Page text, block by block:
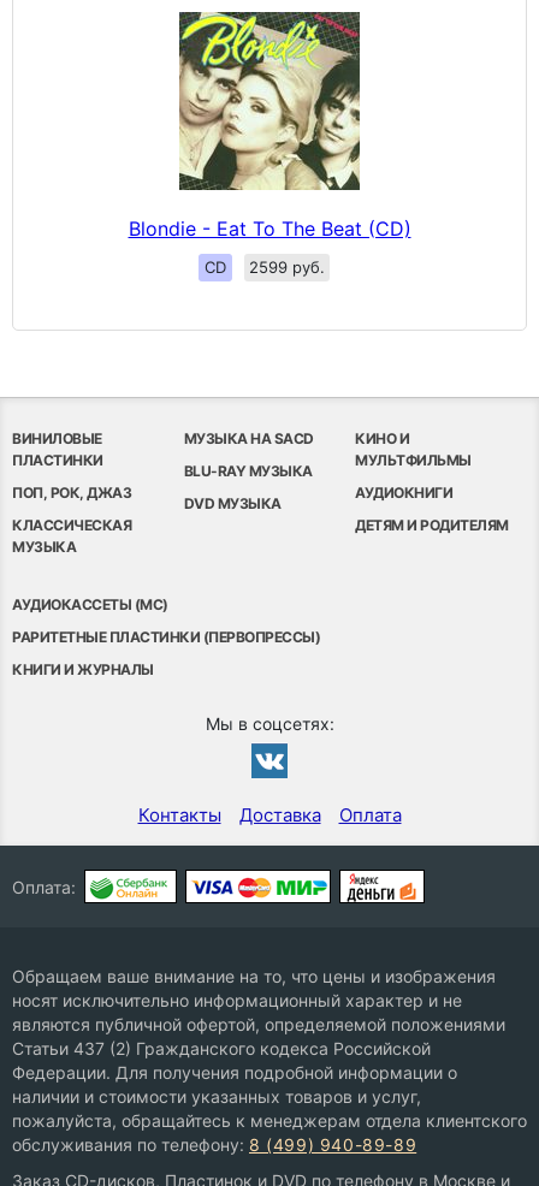
Blondie - Eat To The Beat (CD)
CD 2599 руб.
ВИНИЛОВЫЕ
ПЛАСТИНКИ
ПОП, РОК, ДЖАЗ
КЛАССИЧЕСКАЯ
МУЗЫКА
МУЗЫКА НА SACD
BLU-RAY МУЗЫКА
DVD МУЗЫКА
КИНО И
МУЛЬТФИЛЬМЫ
АУДИОКНИГИ
ДЕТЯМ И РОДИТЕЛЯМ
АУДИОКАССЕТЫ (MC)
РАРИТЕТНЫЕ ПЛАСТИНКИ (ПЕРВОПРЕССЫ)
КНИГИ И ЖУРНАЛЫ
Мы в соцсетях:
Контакты Доставка Оплата
Оплата:
Обращаем ваше внимание на то, что цены и изображения
носят исключительно информационный характер и не
являются публичной офертой, определяемой положениями
Статьи 437 (2) Гражданского кодекса Российской
Федерации. Для получения подробной информации о
наличии и стоимости указанных товаров и услуг,
пожалуйста, обращайтесь к менеджерам отдела клиентского
обслуживания по телефону: 8 (499) 940-89-89
Заказ CD-дисков, Пластинок и DVD по телефону в Москве и